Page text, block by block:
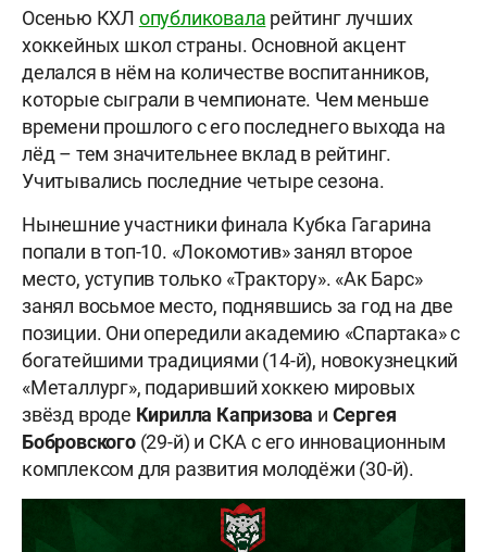
Осенью КХЛ опубликовала рейтинг лучших
хоккейных школ страны. Основной акцент
делался в нём на количестве воспитанников,
которые сыграли в чемпионате. Чем меньше
времени прошлого с его последнего выхода на
лёд – тем значительнее вклад в рейтинг.
Учитывались последние четыре сезона.
Нынешние участники финала Кубка Гагарина
попали в топ-10. «Локомотив» занял второе
место, уступив только «Трактору». «Ак Барс»
занял восьмое место, поднявшись за год на две
позиции. Они опередили академию «Спартака» с
богатейшими традициями (14-й), новокузнецкий
«Металлург», подаривший хоккею мировых
звёзд вроде Кирилла Капризова и Сергея
Бобровского (29-й) и СКА с его инновационным
комплексом для развития молодёжи (30-й).